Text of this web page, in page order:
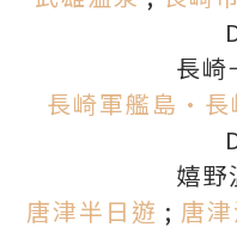
長
長崎軍艦島•長
嬉
唐津半日遊 ; 唐